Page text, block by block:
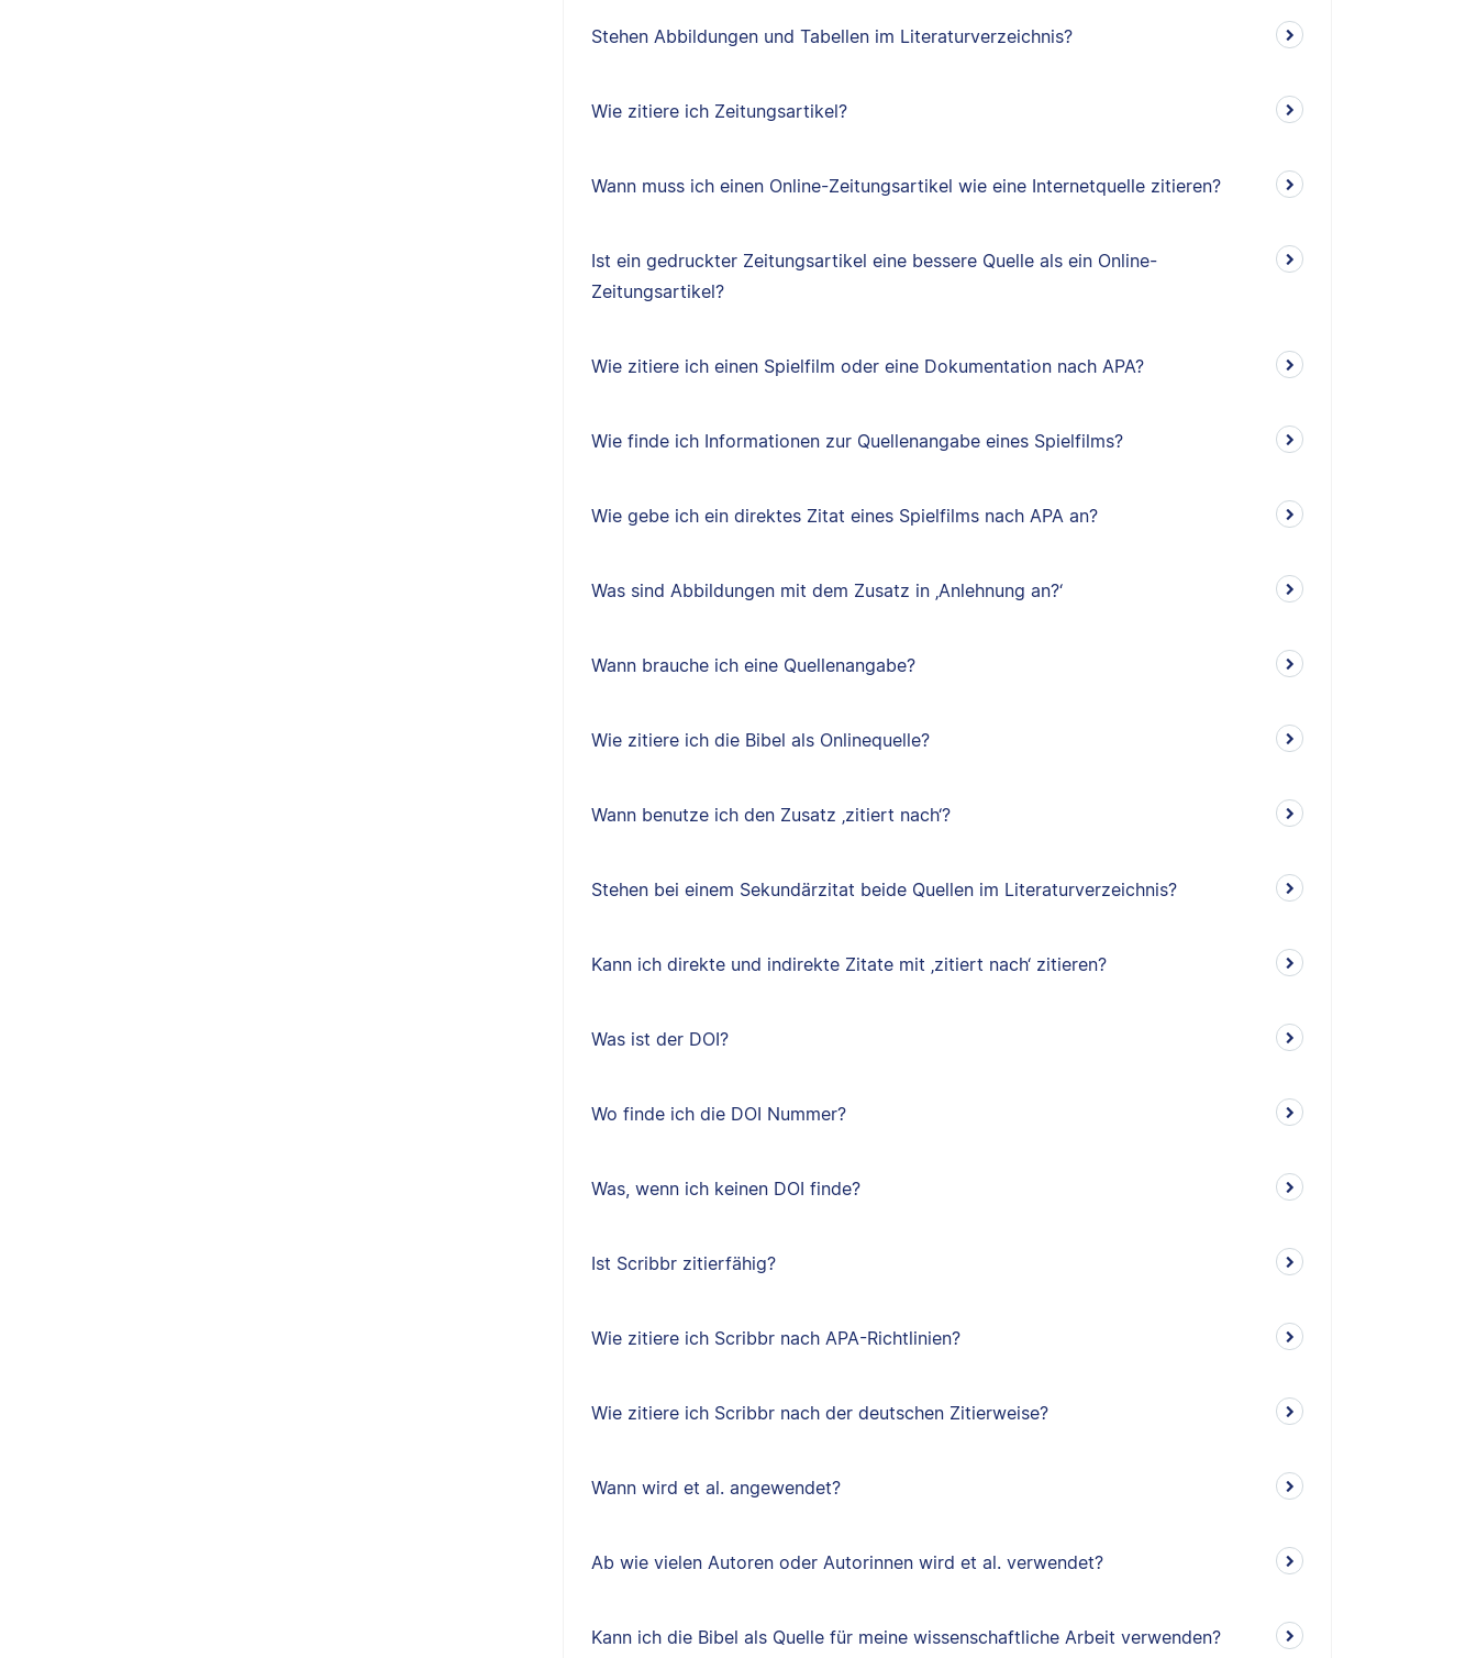
Stehen Abbildungen und Tabellen im Literaturverzeichnis?
Wie zitiere ich Zeitungsartikel?
Wann muss ich einen Online-Zeitungsartikel wie eine Internetquelle zitieren?
Ist ein gedruckter Zeitungsartikel eine bessere Quelle als ein Online-
Zeitungsartikel?
Wie zitiere ich einen Spielfilm oder eine Dokumentation nach APA?
Wie finde ich Informationen zur Quellenangabe eines Spielfilms?
Wie gebe ich ein direktes Zitat eines Spielfilms nach APA an?
Was sind Abbildungen mit dem Zusatz in ‚Anlehnung an?‘
Wann brauche ich eine Quellenangabe?
Wie zitiere ich die Bibel als Onlinequelle?
Wann benutze ich den Zusatz ‚zitiert nach‘?
Stehen bei einem Sekundärzitat beide Quellen im Literaturverzeichnis?
Kann ich direkte und indirekte Zitate mit ‚zitiert nach‘ zitieren?
Was ist der DOI?
Wo finde ich die DOI Nummer?
Was, wenn ich keinen DOI finde?
Ist Scribbr zitierfähig?
Wie zitiere ich Scribbr nach APA-Richtlinien?
Wie zitiere ich Scribbr nach der deutschen Zitierweise?
Wann wird et al. angewendet?
Ab wie vielen Autoren oder Autorinnen wird et al. verwendet?
Kann ich die Bibel als Quelle für meine wissenschaftliche Arbeit verwenden?